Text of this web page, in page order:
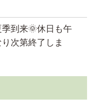
到来🌞休日も午
次第終了しま